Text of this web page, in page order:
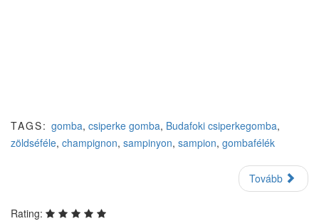
TAGS: gomba, csiperke gomba, Budafoki csiperkegomba,
zöldséféle, champignon, sampinyon, sampion, gombafélék
Tovább
Rating: